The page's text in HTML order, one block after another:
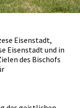
Eisenstadt,
Eisenstadt und in
des Bischofs